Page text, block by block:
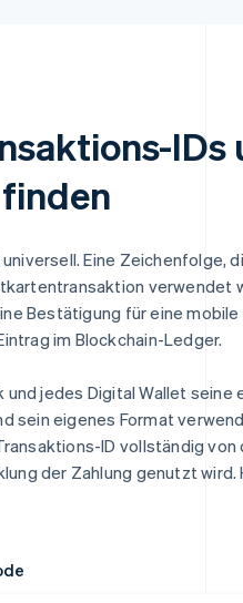
IDs
Eine Zeichenfolge,
verwendet
Bestätigung für eine mobile
im Blockchain-Ledger.
jedes Digital Wallet seine
sein eigenes Format
ID vollständig von
der Zahlung genutzt wird.